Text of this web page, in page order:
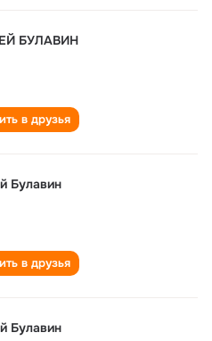
БУЛАВИН
в друзья
Булавин
в друзья
Алексей Булавин